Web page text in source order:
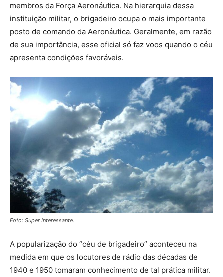
membros da Força Aeronáutica. Na hierarquia dessa
instituição militar, o brigadeiro ocupa o mais importante
posto de comando da Aeronáutica. Geralmente, em razão
de sua importância, esse oficial só faz voos quando o céu
apresenta condições favoráveis.
Foto: Super Interessante.
A popularização do “céu de brigadeiro” aconteceu na
medida em que os locutores de rádio das décadas de
1940 e 1950 tomaram conhecimento de tal prática militar.